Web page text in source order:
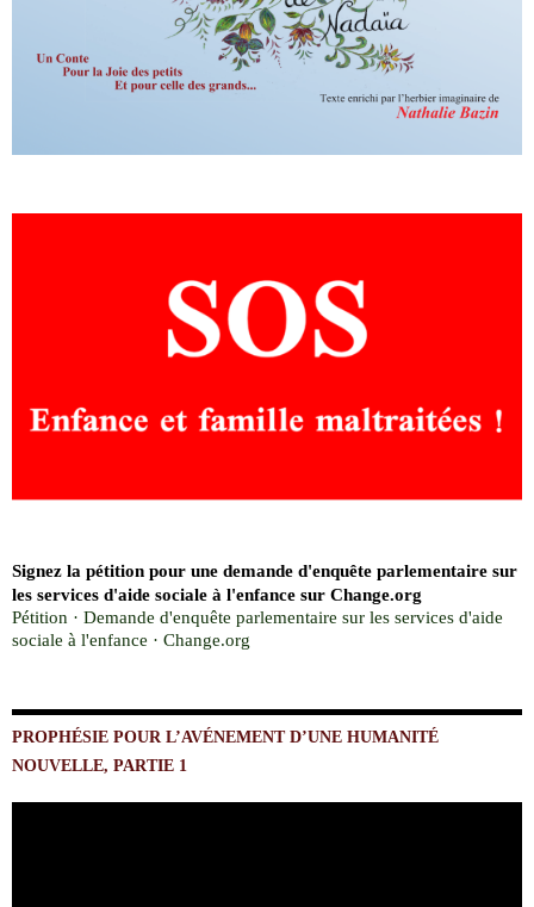
Signez la pétition pour une demande d'enquête parlementaire sur
les services d'aide sociale à l'enfance sur Change.org
Pétition · Demande d'enquête parlementaire sur les services d'aide
sociale à l'enfance · Change.org
PROPHÉSIE POUR L’AVÉNEMENT D’UNE HUMANITÉ
NOUVELLE, PARTIE 1